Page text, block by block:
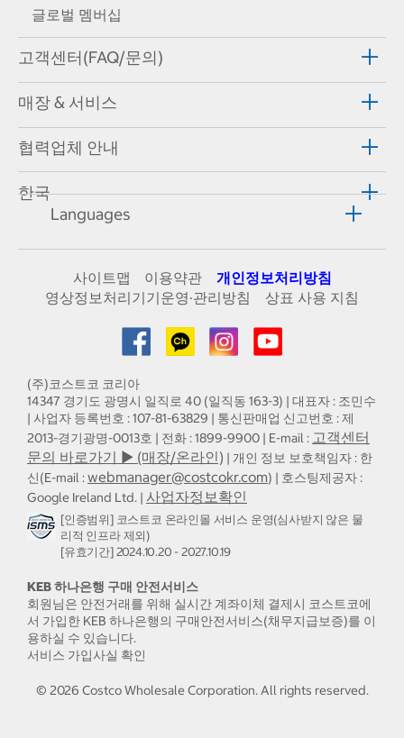
글로벌 멤버십
고객센터(FAQ/문의)
매장 & 서비스
협력업체 안내
한국
Languages
사이트맵 이용약관
개인정보처리방침
영상정보처리기기운영·관리방침
상표 사용 지침
(주)코스트코 코리아
14347 경기도 광명시 일직로 40 (일직동 163-3) | 대표자 : 조민수
| 사업자 등록번호 : 107-81-63829 | 통신판매업 신고번호 : 제
2013-경기광명-0013호 | 전화 : 1899-9900 | E-mail : 고객센터
문의 바로가기 ▶ (매장/온라인) | 개인 정보 보호책임자 : 한
신(E-mail :webmanager@costcokr.com) | 호스팅제공자 :
Google Ireland Ltd. | 사업자정보확인
[인증범위] 코스트코 온라인몰 서비스 운영(심사받지 않은 물
리적 인프라 제외)
[유효기간] 2024.10.20 - 2027.10.19
KEB 하나은행 구매 안전서비스
회원님은 안전거래를 위해 실시간 계좌이체 결제시 코스트코에
서 가입한 KEB 하나은행의 구매안전서비스(채무지급보증)를 이
용하실 수 있습니다.
서비스 가입사실 확인
© 2026 Costco Wholesale Corporation.All rights reserved.